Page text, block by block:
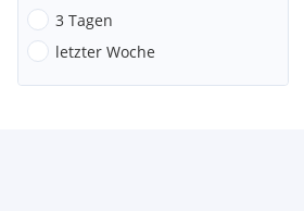
3 Tagen
letzter Woche